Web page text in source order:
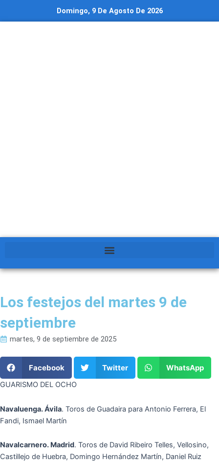
Domingo, 9 De Agosto De 2026
Los festejos del martes 9 de
septiembre
martes, 9 de septiembre de 2025
Facebook Twitter WhatsApp
GUARISMO DEL OCHO
Navaluenga. Ávila. Toros de Guadaira para Antonio Ferrera, El
Fandi, Ismael Martín
Navalcarnero. Madrid. Toros de David Ribeiro Telles, Vellosino,
Castillejo de Huebra, Domingo Hernández Martín, Daniel Ruiz